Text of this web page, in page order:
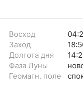
Восход
Заход
Долгота дня
Фаза Луны
Геомагн. поле